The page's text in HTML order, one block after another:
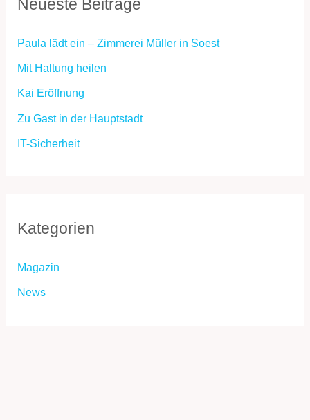
e
n
a
c
h
:
Neueste Beiträge
Paula lädt ein – Zimmerei Müller in Soest
Mit Haltung heilen
Kai Eröffnung
Zu Gast in der Hauptstadt
IT-Sicherheit
Kategorien
Magazin
News